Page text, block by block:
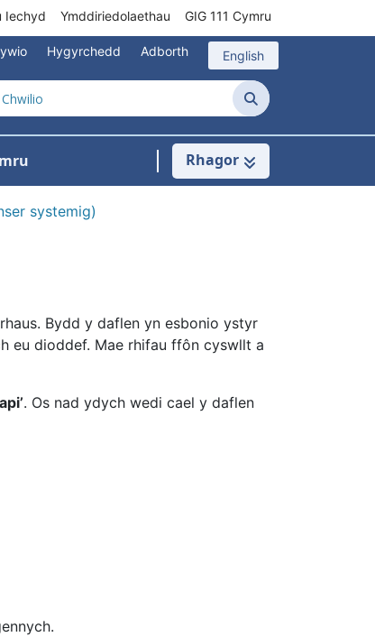
Iechyd Ymddiriedolaethau GIG 111 Cymru
Hygyrchedd Adborth English
Chwilio
Rhagor
systemig)
Bydd y daflen yn esbonio ystyr
eu dioddef. Mae rhifau ffôn cyswllt a
. Os nad ydych wedi cael y daflen